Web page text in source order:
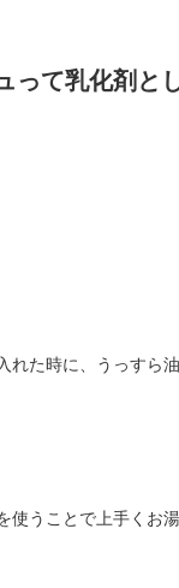
って乳化剤と
た時に、うっすら
使うことで上手くお